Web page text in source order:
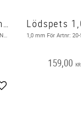
Lödspets 1,0 mm Fin spets
Add to favorites
159,00 KR